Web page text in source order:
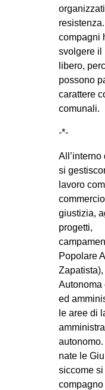
compagni
svolgere il
libero,
possono
carattere
comunali.
-*-
si
lavoro
giustizia,
progetti,
Popolare
Autonoma
ed
le aree di
nate le
siccome